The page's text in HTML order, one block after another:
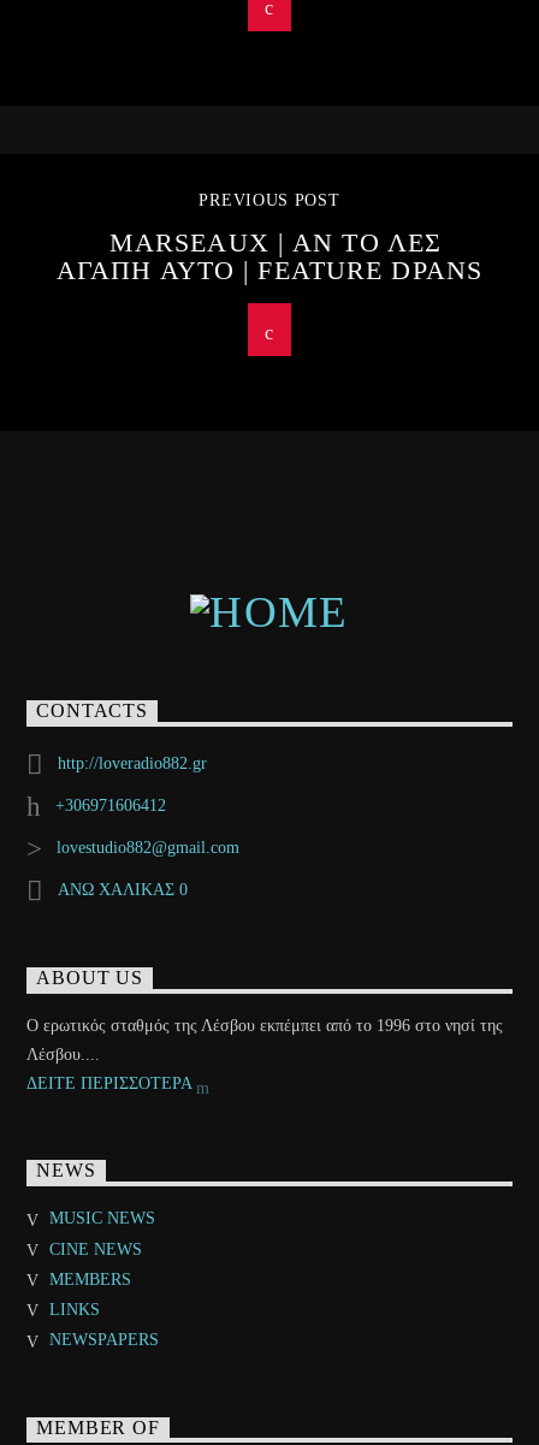
PREVIOUS POST
MARSEAUX | ΑΝ ΤΟ ΛΕΣ
ΑΓΑΠΗ ΑΥΤΟ | FEATURE DPANS
CONTACTS
http://loveradio882.gr
+306971606412
lovestudio882@gmail.com
ΑΝΩ ΧΑΛΙΚΑΣ 0
ABOUT US
Ο ερωτικός σταθμός της Λέσβου εκπέμπει από το 1996 στο νησί της
Λέσβου....
ΔΕΙΤΕ ΠΕΡΙΣΣΟΤΕΡΑ
NEWS
MUSIC NEWS
CINE NEWS
MEMBERS
LINKS
NEWSPAPERS
MEMBER OF